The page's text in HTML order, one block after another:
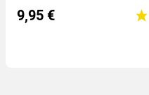
9,95 €